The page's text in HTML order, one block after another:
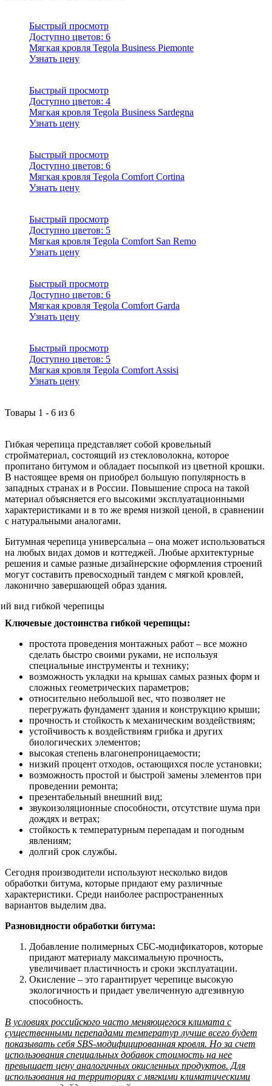
Быстрый просмотр
Доступно цветов: 6
Мягкая кровля Tegola Business Piemonte
Узнать цену
Быстрый просмотр
Доступно цветов: 4
Мягкая кровля Tegola Business Sardegna
Узнать цену
Быстрый просмотр
Доступно цветов: 6
Мягкая кровля Tegola Comfort Cortina
Узнать цену
Быстрый просмотр
Доступно цветов: 5
Мягкая кровля Tegola Comfort San Remo
Узнать цену
Быстрый просмотр
Доступно цветов: 6
Мягкая кровля Tegola Comfort Garda
Узнать цену
Быстрый просмотр
Доступно цветов: 5
Мягкая кровля Tegola Comfort Assisi
Узнать цену
Товары 1 - 6 из 6
Гибкая черепица представляет собой кровельный
стройматериал, состоящий из стекловолокна, которое
пропитано битумом и обладает посыпкой из цветной крошки.
В настоящее время он приобрел большую популярность в
западных странах и в России. Повышение спроса на такой
материал объясняется его высокими эксплуатационными
характеристиками и в то же время низкой ценой, в сравнении
с натуральными аналогами.
Битумная черепица универсальна – она может использоваться
на любых видах домов и коттеджей. Любые архитектурные
решения и самые разные дизайнерские оформления строений
могут составить превосходный тандем с мягкой кровлей,
лаконично завершающей образ здания.
Ключевые достоинства гибкой черепицы:
простота проведения монтажных работ – все можно
сделать быстро своими руками, не используя
специальные инструменты и технику;
возможность укладки на крышах самых разных форм и
сложных геометрических параметров;
относительно небольшой вес, что позволяет не
перегружать фундамент здания и конструкцию крыши;
прочность и стойкость к механическим воздействиям;
устойчивость к воздействиям грибка и других
биологических элементов;
высокая степень влагонепроницаемости;
низкий процент отходов, остающихся после установки;
возможность простой и быстрой замены элементов при
проведении ремонта;
презентабельный внешний вид;
звукоизоляционные способности, отсутствие шума при
дождях и ветрах;
стойкость к температурным перепадам и погодным
явлениям;
долгий срок службы.
Сегодня производители используют несколько видов
обработки битума, которые придают ему различные
характеристики. Среди наиболее распространенных
вариантов выделим два.
Разновидности обработки битума:
Добавление полимерных СБС-модификаторов, которые
придают материалу максимальную прочность,
увеличивает пластичность и сроки эксплуатации.
Окисление – это гарантирует черепице высокую
экологичность и придает увеличенную адгезивную
способность.
В условиях российского часто меняющегося климата с
существенными перепадами температур лучше всего будет
показывать себя SBS-модифицированная кровля. Но за счет
использования специальных добавок стоимость на нее
превышает цену аналогичных окисленных продуктов. Для
использования на территориях с мягкими климатическими